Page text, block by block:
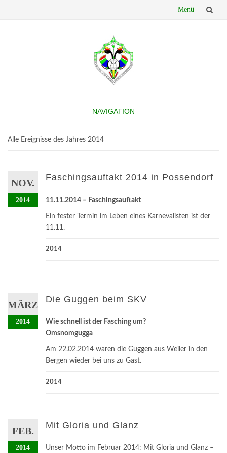
Menü
NAVIGATION
Alle Ereignisse des Jahres 2014
NOV.
2014
Faschingsauftakt 2014 in Possendorf
11.11.2014 – Faschingsauftakt
Ein fester Termin im Leben eines Karnevalisten ist der
11.11.
2014
MÄRZ
2014
Die Guggen beim SKV
Wie schnell ist der Fasching um?
Omsnomgugga
Am 22.02.2014 waren die Guggen aus Weiler in den
Bergen wieder bei uns zu Gast.
2014
FEB.
2014
Mit Gloria und Glanz
Unser Motto im Februar 2014: Mit Gloria und Glanz –